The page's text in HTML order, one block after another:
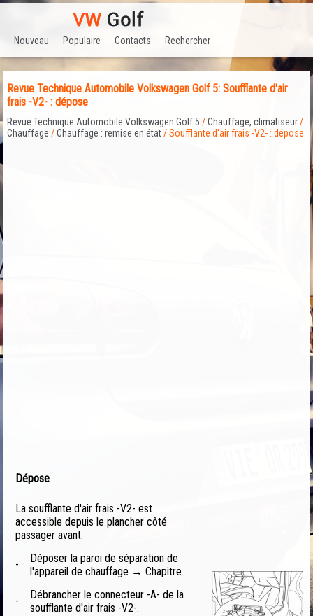
Nouveau Populaire Contacts Rechercher
Revue Technique Automobile Volkswagen Golf 5: Soufflante d'air
frais -V2- : dépose
Revue Technique Automobile Volkswagen Golf 5 /Chauffage, climatiseur/
Chauffage /Chauffage : remise en état/ Soufflante d'air frais -V2- : dépose
Dépose
La soufflante d'air frais -V2- est
accessible depuis le plancher côté
passager avant.
-
Déposer la paroi de séparation de
l'appareil de chauffage → Chapitre.
-
Débrancher le connecteur -A- de la
soufflante d'air frais -V2-.